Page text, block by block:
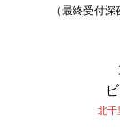
（最終受付深
北千